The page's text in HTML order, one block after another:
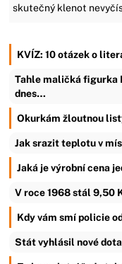
skutečný klenot
KVÍZ: 10 otázek o
Tahle maličká figurka
dnes…
Okurkám žloutnou
Jak srazit teplotu v
Jaká je výrobní cena
V roce 1968 stál 9,50
Kdy vám smí policie
Stát vyhlásil nové